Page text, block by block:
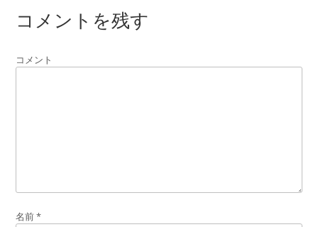
コメントを残す
コメント
名前*